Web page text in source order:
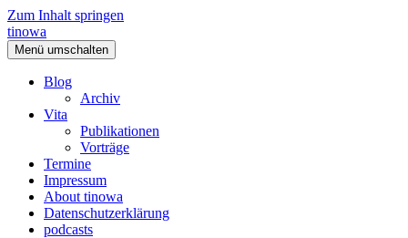
Zum Inhalt springen
tinowa
Menü umschalten
Blog
Archiv
Vita
Publikationen
Vorträge
Termine
Impressum
About tinowa
Datenschutzerklärung
podcasts